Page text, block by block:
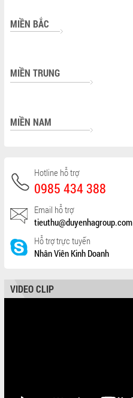
MIỀN BẮC
MIỀN TRUNG
MIỀN NAM
Hotline hỗ trợ
0985 434 388
Email hỗ trợ
tieuthu@duyenhagroup.com
Hỗ trợ trực tuyến
Nhân Viên Kinh Doanh
VIDEO CLIP